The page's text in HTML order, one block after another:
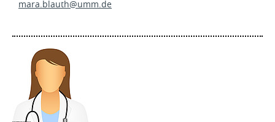
mara.blauth@umm.de